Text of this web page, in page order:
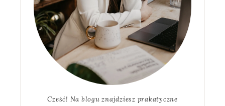
Cześć! Na blogu znajdziesz prakatyczne